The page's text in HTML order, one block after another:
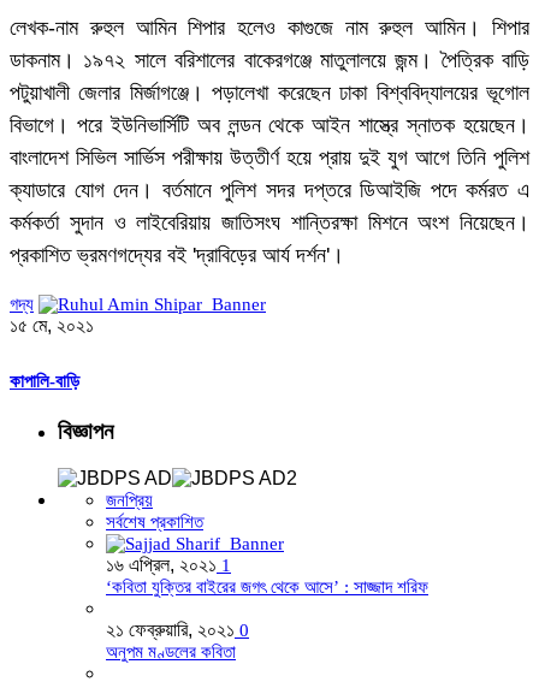
লেখক-নাম রুহুল আমিন শিপার হলেও কাগুজে নাম রুহুল আমিন। শিপার
ডাকনাম। ১৯৭২ সালে বরিশালের বাকেরগঞ্জে মাতুলালয়ে জন্ম। পৈত্রিক বাড়ি
পটুয়াখালী জেলার মির্জাগঞ্জে। পড়ালেখা করেছেন ঢাকা বিশ্ববিদ্যালয়ের ভূগোল
বিভাগে। পরে ইউনিভার্সিটি অব লন্ডন থেকে আইন শাস্ত্রে স্নাতক হয়েছেন।
বাংলাদেশ সিভিল সার্ভিস পরীক্ষায় উত্তীর্ণ হয়ে প্রায় দুই যুগ আগে তিনি পুলিশ
ক্যাডারে যোগ দেন। বর্তমানে পুলিশ সদর দপ্তরে ডিআইজি পদে কর্মরত এ
কর্মকর্তা সুদান ও লাইবেরিয়ায় জাতিসংঘ শান্তিরক্ষা মিশনে অংশ নিয়েছেন।
প্রকাশিত ভ্রমণগদ্যের বই 'দ্রাবিড়ের আর্য দর্শন'।
গদ্য
১৫ মে, ২০২১
কাপালি-বাড়ি
বিজ্ঞাপন
জনপ্রিয়
সর্বশেষ প্রকাশিত
১৬ এপ্রিল, ২০২১ 1
‘কবিতা যুক্তির বাইরের জগৎ থেকে আসে’ : সাজ্জাদ শরিফ
২১ ফেব্রুয়ারি, ২০২১ 0
অনুপম মণ্ডলের কবিতা